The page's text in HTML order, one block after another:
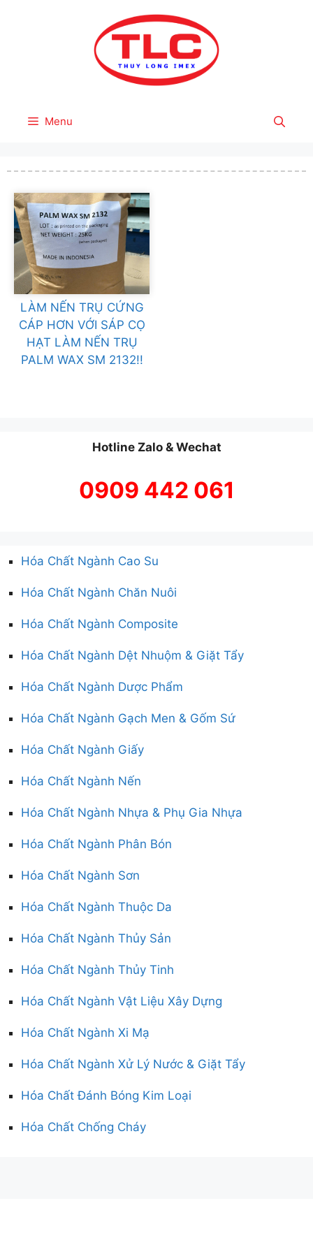
Menu
LÀM NẾN TRỤ CỨNG
CÁP HƠN VỚI SÁP CỌ
HẠT LÀM NẾN TRỤ
PALM WAX SM 2132!!
Hotline Zalo & Wechat
0909 442 061
Hóa Chất Ngành Cao Su
Hóa Chất Ngành Chăn Nuôi
Hóa Chất Ngành Composite
Hóa Chất Ngành Dệt Nhuộm & Giặt Tẩy
Hóa Chất Ngành Dược Phẩm
Hóa Chất Ngành Gạch Men & Gốm Sứ
Hóa Chất Ngành Giấy
Hóa Chất Ngành Nến
Hóa Chất Ngành Nhựa & Phụ Gia Nhựa
Hóa Chất Ngành Phân Bón
Hóa Chất Ngành Sơn
Hóa Chất Ngành Thuộc Da
Hóa Chất Ngành Thủy Sản
Hóa Chất Ngành Thủy Tinh
Hóa Chất Ngành Vật Liệu Xây Dựng
Hóa Chất Ngành Xi Mạ
Hóa Chất Ngành Xử Lý Nước & Giặt Tẩy
Hóa Chất Đánh Bóng Kim Loại
Hóa Chất Chống Cháy